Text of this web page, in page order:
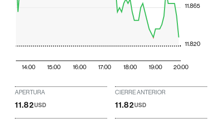
14:00 15:00 16:00 17:00 18:00 19:00 20:00
11.820
11.865
APERTURA
11.82USD
CIERRE ANTERIOR
11.82USD